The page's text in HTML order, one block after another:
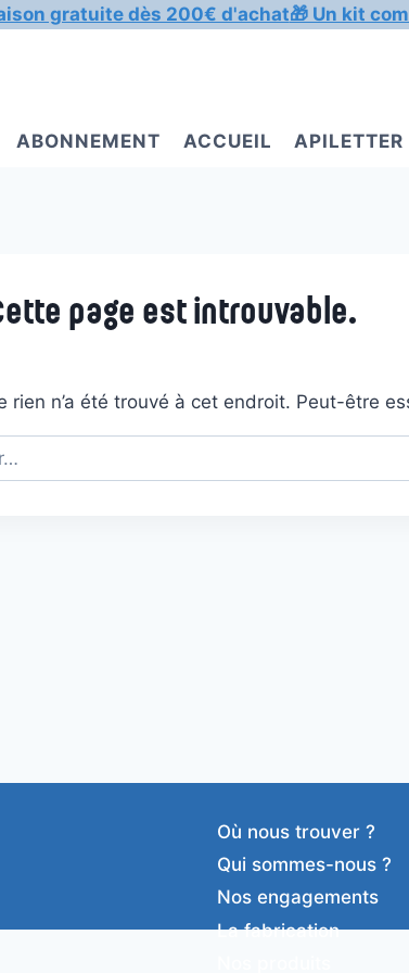
gratuite dès 200€ d'achat🎁 Un kit
ABONNEMENT ACCUEIL APILETTER
page est introuvable.
rien n’a été trouvé à cet endroit. Peut-être
Où nous trouver ?
Qui sommes-nous ?
Nos engagements
La fabrication